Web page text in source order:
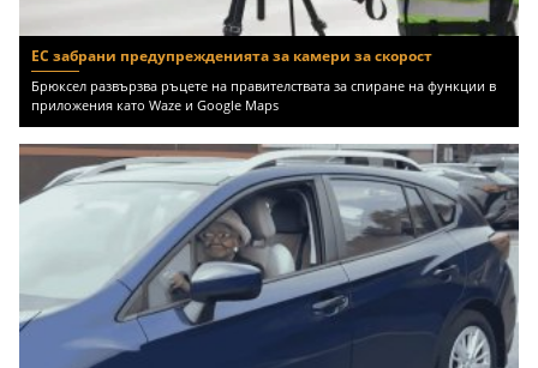
ЕС забрани предупрежденията за камери за скорост
Брюксел развързва ръцете на правителствата за спиране на функции в
приложения като Waze и Google Maps